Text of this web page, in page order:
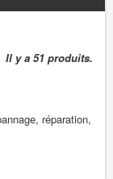
Il y a 51 produits.
réparation,